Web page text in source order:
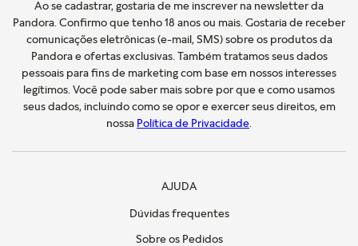
Ao se cadastrar, gostaria de me inscrever na newsletter da
Pandora. Confirmo que tenho 18 anos ou mais. Gostaria de receber
comunicações eletrônicas (e-mail, SMS) sobre os produtos da
Pandora e ofertas exclusivas. Também tratamos seus dados
pessoais para fins de marketing com base em nossos interesses
legítimos. Você pode saber mais sobre por que e como usamos
seus dados, incluindo como se opor e exercer seus direitos, em
nossa Política de Privacidade
AJUDA
Dúvidas frequentes
Sobre os Pedidos